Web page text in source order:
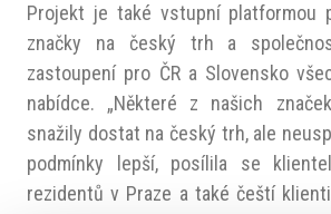
Projekt je také vstupní platformou
značky na český trh a
zastoupení pro ČR a Slovensko
nabídce. „Některé z našich
snažily dostat na český trh, ale
podmínky lepší, posílila se
rezidentů v Praze a také čeští